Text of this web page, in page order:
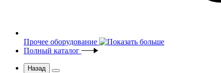
Прочее оборудование
Полный каталог
Назад